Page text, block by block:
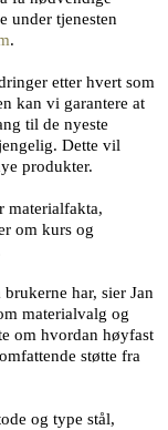
under tjenesten
.
etter hvert som
kan vi garantere at
til de nyeste
Dette vil
produkter.
materialfakta,
om kurs og
har, sier Jan
materialvalg og
om hvordan høyfast
støtte fra
og type stål,